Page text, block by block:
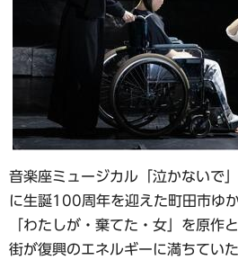
音楽座ミュージカル「泣かないで
に生誕100周年を迎えた町田市ゆ
「わたしが・棄てた・女」を原作
街が復興のエネルギーに満ちてい